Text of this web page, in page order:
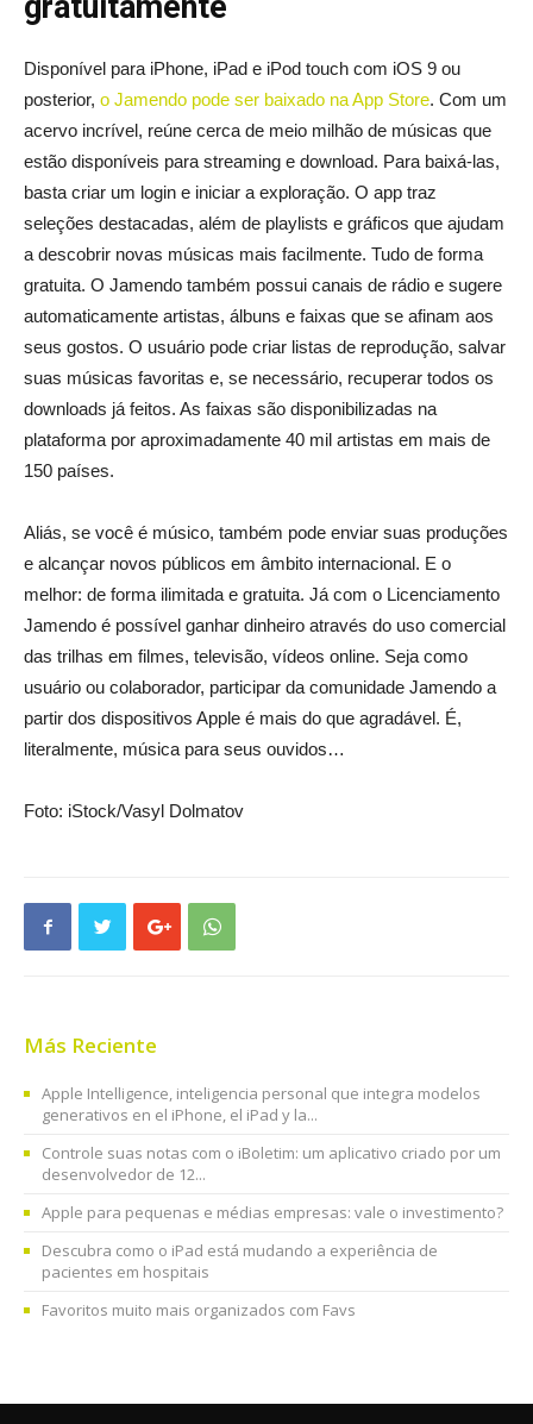
Disponível para iPhone, iPad e iPod touch com iOS 9 ou
posterior, o Jamendo pode ser baixado na App Store. Com um
acervo incrível, reúne cerca de meio milhão de músicas que
estão disponíveis para streaming e download. Para baixá-las,
basta criar um login e iniciar a exploração. O app traz
seleções destacadas, além de playlists e gráficos que ajudam
a descobrir novas músicas mais facilmente. Tudo de forma
gratuita. O Jamendo também possui canais de rádio e sugere
automaticamente artistas, álbuns e faixas que se afinam aos
seus gostos. O usuário pode criar listas de reprodução, salvar
suas músicas favoritas e, se necessário, recuperar todos os
downloads já feitos. As faixas são disponibilizadas na
plataforma por aproximadamente 40 mil artistas em mais de
150 países.
Aliás, se você é músico, também pode enviar suas produções
e alcançar novos públicos em âmbito internacional. E o
melhor: de forma ilimitada e gratuita. Já com o Licenciamento
Jamendo é possível ganhar dinheiro através do uso comercial
das trilhas em filmes, televisão, vídeos online. Seja como
usuário ou colaborador, participar da comunidade Jamendo a
partir dos dispositivos Apple é mais do que agradável. É,
literalmente, música para seus ouvidos…
Foto: iStock/Vasyl Dolmatov
Más Reciente
Apple Intelligence, inteligencia personal que integra modelos
generativos en el iPhone, el iPad y la...
Controle suas notas com o iBoletim: um aplicativo criado por um
desenvolvedor de 12...
Apple para pequenas e médias empresas: vale o investimento?
Descubra como o iPad está mudando a experiência de
pacientes em hospitais
Favoritos muito mais organizados com Favs